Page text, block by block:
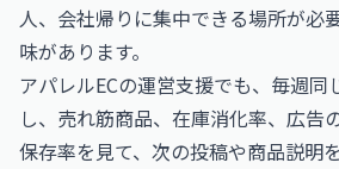
人、会社帰りに集中できる場所が必
味があります。
アパレルECの運営支援でも、毎週同
し、売れ筋商品、在庫消化率、広告
保存率を見て、次の投稿や商品説明